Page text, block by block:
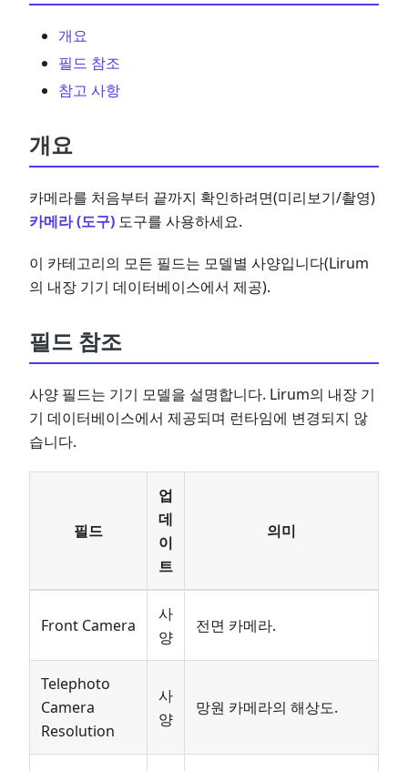
개요
필드 참조
참고 사항
개요
카메라를 처음부터 끝까지 확인하려면(미리보기/촬영)
카메라 (도구) 도구를 사용하세요.
이 카테고리의 모든 필드는 모델별 사양입니다(Lirum
의 내장 기기 데이터베이스에서 제공).
필드 참조
사양 필드는 기기 모델을 설명합니다. Lirum의 내장 기
기 데이터베이스에서 제공되며 런타임에 변경되지 않
습니다.
필드
업
데
이
트
의미
Front Camera
사
양
전면 카메라.
Telephoto
Camera
Resolution
사
양
망원 카메라의 해상도.